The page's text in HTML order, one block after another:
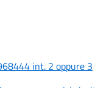
int. 2 oppure 3